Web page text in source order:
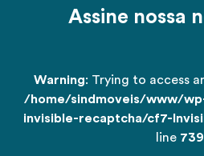
Assine nossa
Warning: Trying to access
/home/sindmoveis/www/
invisible-recaptcha/cf7-
line 739